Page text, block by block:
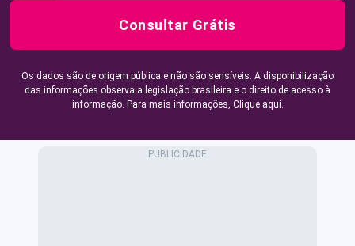
Consultar Grátis
Os dados são de origem pública e não são sensíveis. A disponibilização
das informações observa a legislação brasileira e o direito de acesso à
informação. Para mais informações, Clique aqui.